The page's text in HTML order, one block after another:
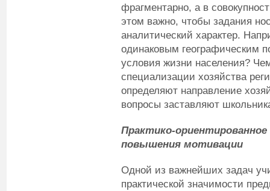
фрагментарно, а в
этом важно, чтобы задания
аналитический характер.
одинаковым географическим
условия жизни населения?
специализации хозяйства
определяют направление
вопросы заставляют
Практико-ориентированное
повышения мотивации
Одной из важнейших задач
практической значимости